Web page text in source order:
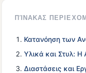
ΠΊΝΑΚΑΣ
Κατανόηση των
Υλικά και Στυλ: Η
Διαστάσεις και